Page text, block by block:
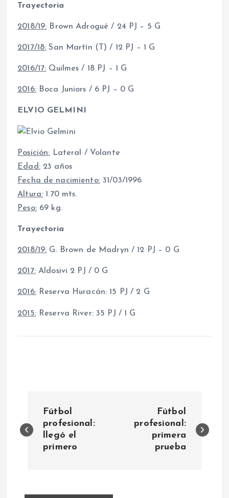
Trayectoria
2018/19: Brown Adrogué / 24 PJ – 5 G
2017/18: San Martín (T) / 12 PJ – 1 G
2016/17: Quilmes / 18 PJ – 1 G
2016:Boca Juniors / 6 PJ – 0 G
ELVIO GELMINI
Posición: Lateral / Volante
Edad:23 años
Fecha de nacimiento:31/03/1996
Altura: 1.70 mts.
Peso:69 kg.
Trayectoria
2018/19: G. Brown de Madryn / 12 PJ – 0 G
2017:Aldosivi 2 PJ / 0 G
2016:Reserva Huracán: 15 PJ / 2 G
2015:Reserva River: 35 PJ / 1 G
a
Fútbol
profesional:
llegó el
primero
Fútbol
profesional:
primera
prueba